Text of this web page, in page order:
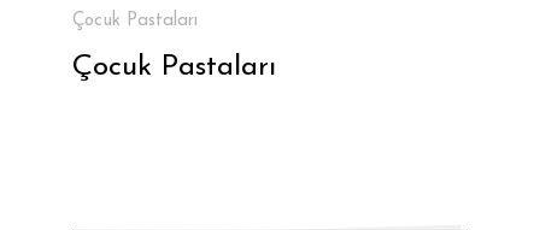
Çocuk Pastaları
Çocuk Pastaları